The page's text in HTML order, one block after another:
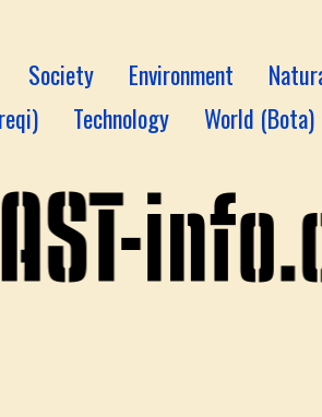
Society Environment
Technology World (Bota)